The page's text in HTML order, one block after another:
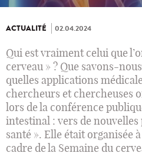
ACTUALITÉ 02.04.2024
Qui est vraiment celui que
cerveau » ? Que savons-
quelles applications
chercheurs et chercheuses
lors de la conférence
intestinal : vers de
santé ». Elle était organisée
cadre de la Semaine du